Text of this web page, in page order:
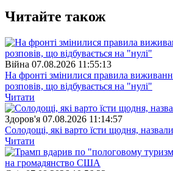
Читайте також
Війна 07.08.2026 11:55:13
На фронті змінилися правила
розповів, що відбувається на "нулі"
Читати
Здоров'я 07.08.2026 11:14:57
Солодощі, які варто їсти щодня,
Читати